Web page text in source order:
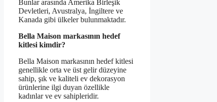
Bunlar arasında Amerika Birleşik
Devletleri, Avustralya, İngiltere ve
Kanada gibi ülkeler bulunmaktadır.
Bella Maison markasının hedef
kitlesi kimdir?
Bella Maison markasının hedef kitlesi
genellikle orta ve üst gelir düzeyine
sahip, şık ve kaliteli ev dekorasyon
ürünlerine ilgi duyan özellikle
kadınlar ve ev sahipleridir.